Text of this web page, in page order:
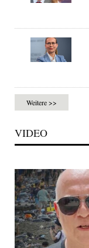
Weitere >>
VIDEO